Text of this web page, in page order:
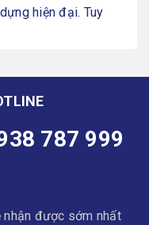
hiện đại. Tuy
787 999
nhận được sớm nhất